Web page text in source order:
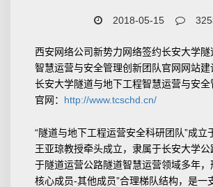
2018-05-15
西安网络公司新势力网络签约长安大学
智慧运营与安全管理创新团队官网网站建
长安大学隧道与地下工程智慧运营与安全
官网： http://www.tcschd.cn/
“隧道与地下工程运营安全科研团队”成立
王亚琼教授牵头成立，隶属于长安大学
于隧道运营公路隧道智慧运营领域多年，
核心成员-其他成员”合理梯队结构，是一